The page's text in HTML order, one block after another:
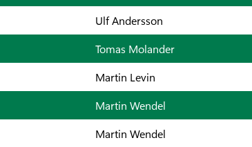
Ulf Andersson
Tomas Molander
Martin Levin
Martin Wendel
Martin Wendel